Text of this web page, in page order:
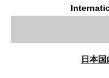
日本